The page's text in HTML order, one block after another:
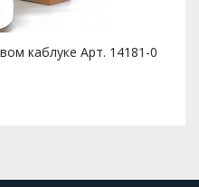
каблуке Арт. 14181-0